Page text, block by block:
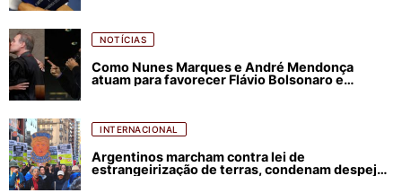
NOTÍCIAS
Como Nunes Marques e André Mendonça
atuam para favorecer Flávio Bolsonaro e
INTERNACIONAL
Argentinos marcham contra lei de
estrangeirização de terras, condenam despejos